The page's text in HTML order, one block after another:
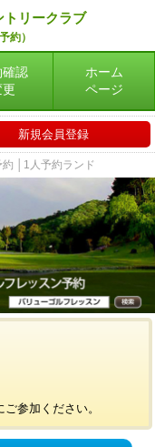
トリークラブ
約）
認
ホーム
ページ
新規会員登録
│1人予約ランド
参加ください。